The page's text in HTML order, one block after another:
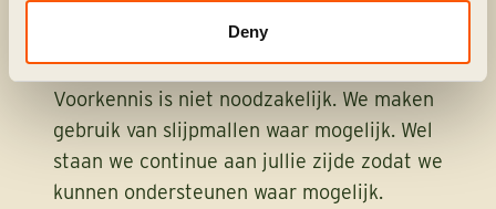
Deny
behulp van moderne bandslijpmachines
slijpen we het lemmet. In principe mag
iedereen deze handelingen zelf doen.
Voorkennis is niet noodzakelijk. We maken
gebruik van slijpmallen waar mogelijk. Wel
staan we continue aan jullie zijde zodat we
kunnen ondersteunen waar mogelijk.